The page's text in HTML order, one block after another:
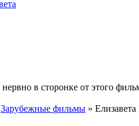
в сторонке от этого
Зарубежные фильмы »